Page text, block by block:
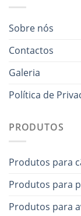
Sobre nós
Contactos
Galeria
Política de
PRODUTOS
Produtos para
Produtos para
Produtos para